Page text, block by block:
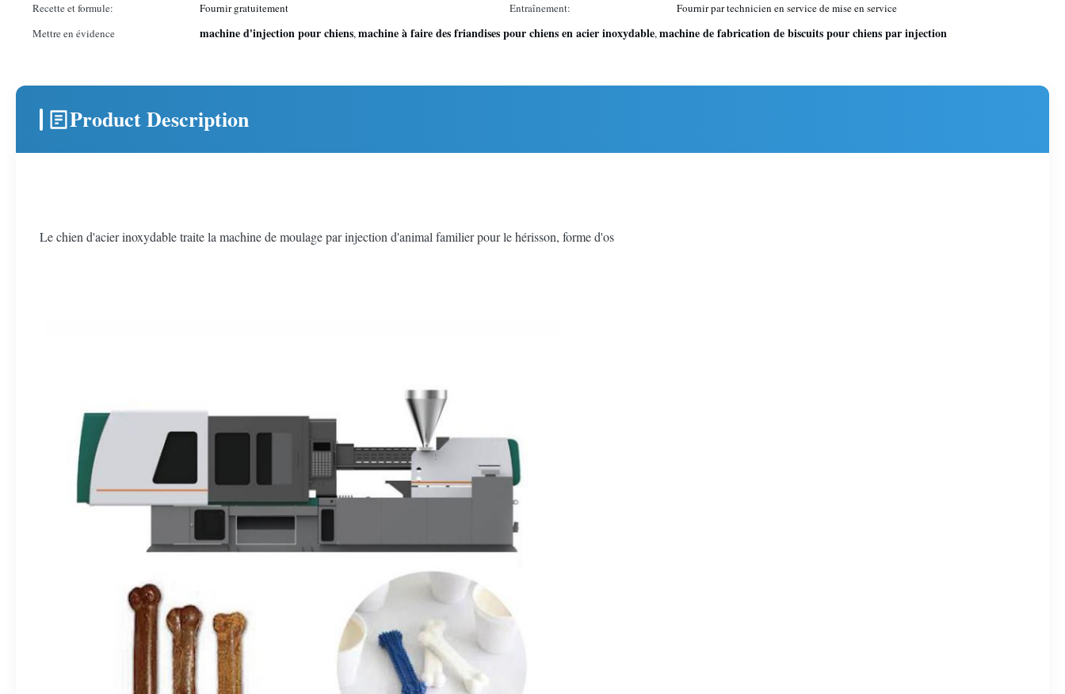
Recette et formule:
Fournir gratuitement Entraînement:
Fournir par technicien en service de mise en service
Mettre en évidence
machine d'injection pour chiens,machine à faire des friandises pour chiens en acier inoxydable,machine de fabrication de biscuits pour chiens par injection
Product Description
Le chien d'acier inoxydable traite la machine de moulage par injection d'animal familier pour le hérisson, forme d'os